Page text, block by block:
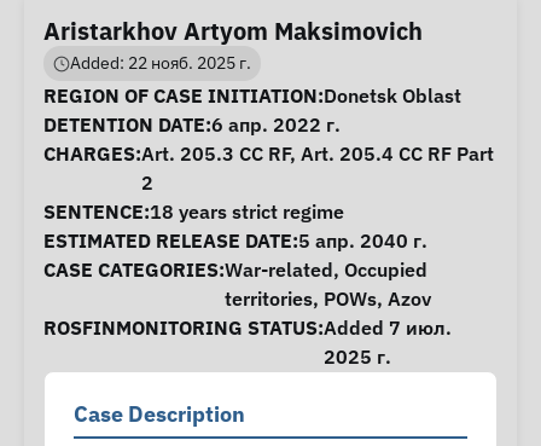
Aristarkhov Artyom Maksimovich
Added: 22 нояб. 2025 г.
Case Information
REGION OF CASE INITIATION:Donetsk Oblast
DETENTION DATE:6 апр. 2022 г.
CHARGES:Art. 205.3 CC RF, Art. 205.4 CC RF Part
2
SENTENCE:18 years strict regime
ESTIMATED RELEASE DATE:5 апр. 2040 г.
CASE CATEGORIES:War-related, Occupied
territories, POWs, Azov
ROSFINMONITORING STATUS:Added 7 июл.
2025 г.
Case Description